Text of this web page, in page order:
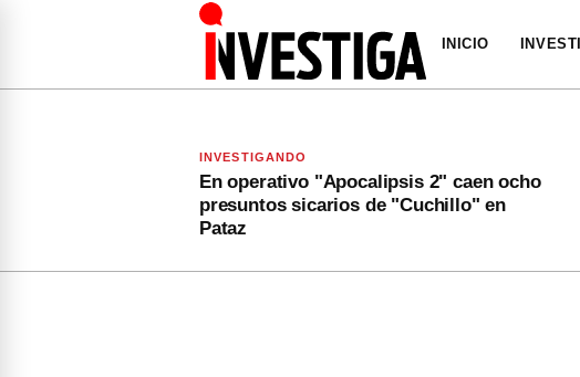
INICIO
INVESTIGANDO
En operativo "Apocalipsis 2" caen ocho
presuntos sicarios de "Cuchillo" en
Pataz